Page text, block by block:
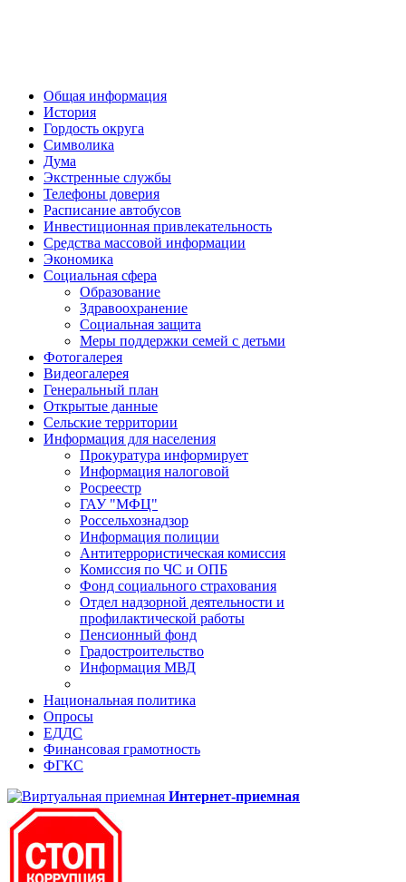
Общая информация
История
Гордость округа
Символика
Дума
Экстренные службы
Телефоны доверия
Расписание автобусов
Инвестиционная привлекательность
Средства массовой информации
Экономика
Социальная сфера
Образование
Здравоохранение
Социальная защита
Меры поддержки семей с детьми
Фотогалерея
Видеогалерея
Генеральный план
Открытые данные
Сельские территории
Информация для населения
Прокуратура информирует
Информация налоговой
Росреестр
ГАУ "МФЦ"
Россельхознадзор
Информация полиции
Антитеррористическая комиссия
Комиссия по ЧС и ОПБ
Фонд социального страхования
Отдел надзорной деятельности и
профилактической работы
Пенсионный фонд
Градостроительство
Информация МВД
Национальная политика
Опросы
ЕДДС
Финансовая грамотность
ФГКС
Интернет-приемная